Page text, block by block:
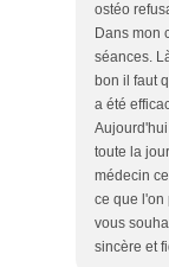
ostéo
Dans mon
séances.
bon il faut
a été
toute la
médecin
ce que l'on
vous
sincère et